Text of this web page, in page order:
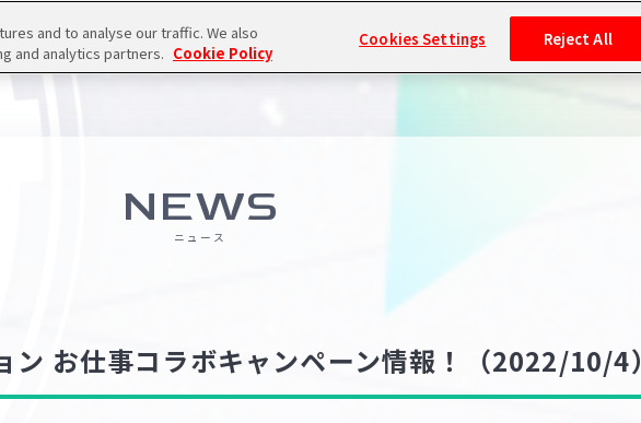
閲覧履歴・購入履歴
NEWS
ニュース
ン お仕事コラボキャンペーン情報！（2022/10/4）
and to analyse our traffic. We also
and analytics partners. Cookie Policy
Cookies Settings Reject All